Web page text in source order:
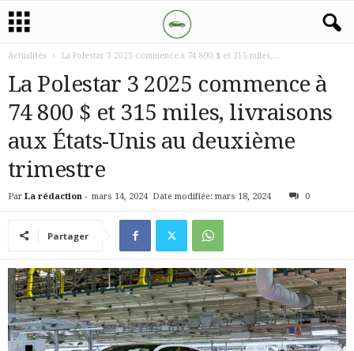
Actualités La Polestar 3 2025 commence à 74 800 $ et 315 miles,...
La Polestar 3 2025 commence à
74 800 $ et 315 miles, livraisons
aux États-Unis au deuxième
trimestre
Par La rédaction - mars 14, 2024 Date modifiée: mars 18, 2024 0
Partager